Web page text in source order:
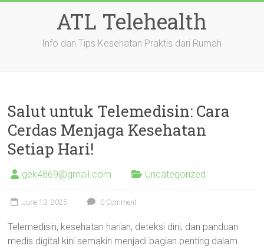
ATL Telehealth
Info dan Tips Kesehatan Praktis dari Rumah
Salut untuk Telemedisin: Cara
Cerdas Menjaga Kesehatan
Setiap Hari!
gek4869@gmail.com Uncategorized
June 13, 2025 0 Comment
Telemedisin, kesehatan harian, deteksi dini, dan panduan
medis digital kini semakin menjadi bagian penting dalam